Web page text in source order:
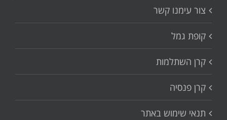
צור עימנו קשר
קופת גמל
קרן השתלמות
קרן פנסיה
תנאי שימוש באתר